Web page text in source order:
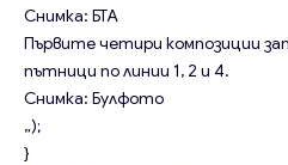
Снимка: БТА
Първите четири композиции
пътници по линии 1, 2 и 4.
Снимка: Булфото
„);
}